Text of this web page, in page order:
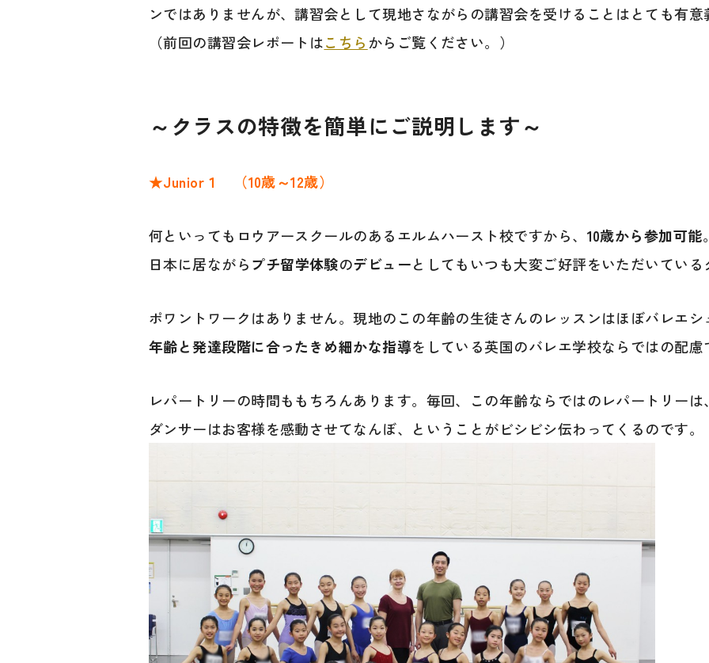
ンではありませんが、講習会として現地さながらの講習会を受けることはとても有意
（前回の講習会レポートはこちら からご覧ください。）
～クラスの特徴を簡単にご説明します～
★Junior１ （10歳～12歳）
何といってもロウアースクールのあるエルムハースト校ですから、 10歳から参加可能。
日本に居ながらプチ留学体験のデビューとしてもいつも大変ご好評をいただいている
ポワントワークはありません。現地のこの年齢の生徒さんのレッスンはほぼバレエシ
年齢と発達段階に合ったきめ細かな指導をしている英国のバレエ学校ならではの配慮
レパートリーの時間ももちろんあります。毎回、この年齢ならではのレパートリーは
ダンサーはお客様を感動させてなんぼ、ということがビシビシ伝わってくるのです。